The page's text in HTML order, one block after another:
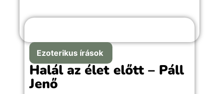
Ezoterikus írások
Halál az élet előtt – Páll
Jenő